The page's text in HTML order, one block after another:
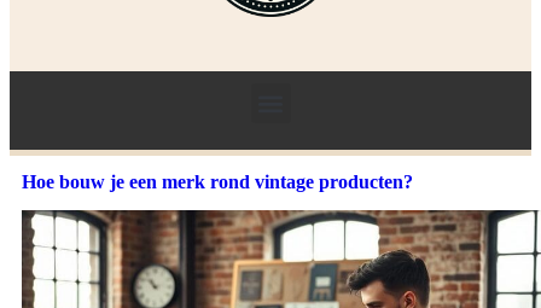
Hoe bouw je een merk rond vintage producten?